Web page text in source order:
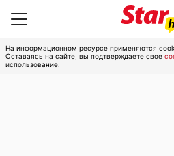
На информационном ресурсе применяются
Оставаясь на сайте, вы подтверждаете свое
использование.